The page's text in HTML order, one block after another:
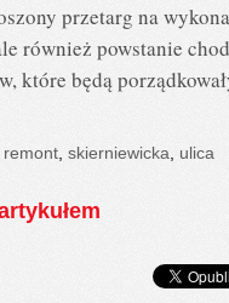
przetarg na
również powstanie
które będą
remont skierniewicka ulica